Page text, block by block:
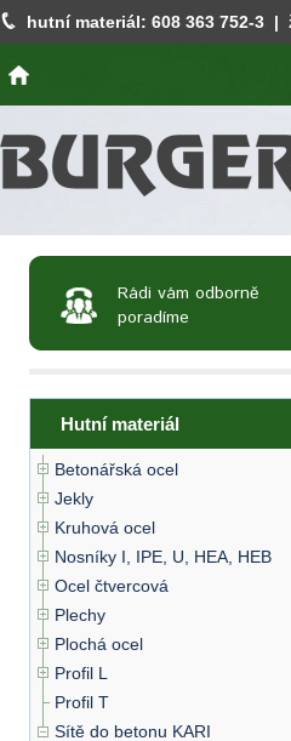
hutní materiál: 608 363 752-3 |
Rádi vám odborně
poradíme
Hutní materiál
Betonářská ocel
Jekly
Kruhová ocel
Nosníky I, IPE, U, HEA, HEB
Ocel čtvercová
Plechy
Plochá ocel
Profil L
Profil T
Sítě do betonu KARI